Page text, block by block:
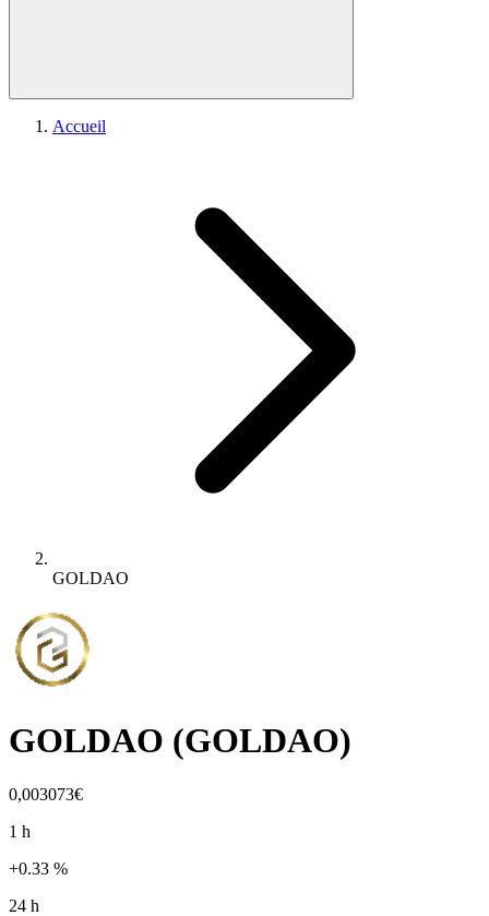
Accueil
GOLDAO
GOLDAO (GOLDAO)
0,003073€
1 h
+0.33 %
24 h